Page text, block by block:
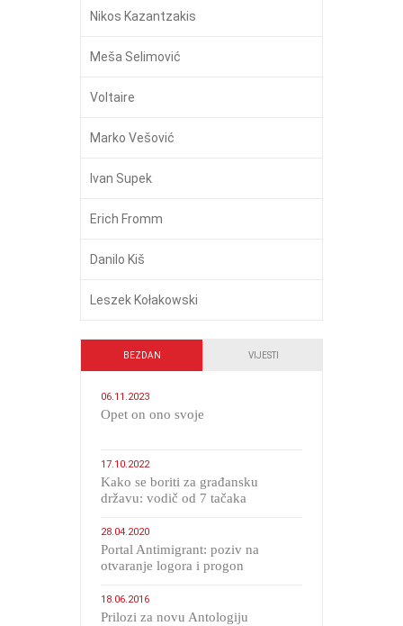
Nikos Kazantzakis
Meša Selimović
Voltaire
Marko Vešović
Ivan Supek
Erich Fromm
Danilo Kiš
Leszek Kołakowski
BEZDAN VIJESTI
06.11.2023
​Opet on ono svoje
17.10.2022
Kako se boriti za građansku
državu: vodič od 7 tačaka
28.04.2020
Portal Antimigrant: poziv na
otvaranje logora i progon
18.06.2016
Prilozi za novu Antologiju